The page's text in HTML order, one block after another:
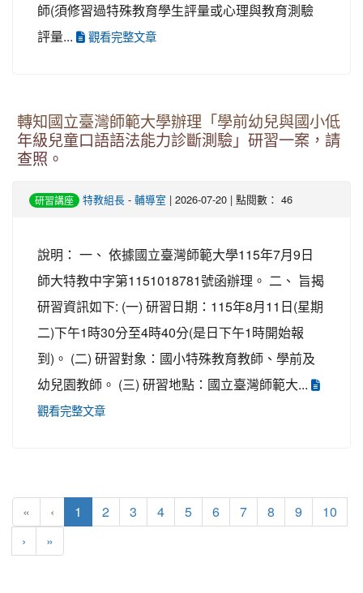
師(須修習過特殊教育學生評量或心理與教育測驗
評量...
觀看完整文章
轉知國立臺灣師範大學辦理「學前幼兒與國小低
年級兒童口語語法能力診斷測驗」研習一案，請
查照。
研習講座 特教組長 - 輔導室 | 2026-07-20 | 點閱數： 46
說明： 一、 依據國立臺灣師範大學115年7月9日
師大特教中字第1151018781號函辦理。 二、 旨揭
研習資訊如下: (一) 研習日期：115年8月11日(星期
二)下午1時30分至4時40分(是日下午1時開始報
到)。 (二) 研習對象：國小特殊教育教師、學前及
幼兒園教師。 (三) 研習地點：國立臺灣師範大...
觀看完整文章
« ‹ 1 (目前頁次)
2 3 4 5 6 7 8 9
10
› 下一頁
»